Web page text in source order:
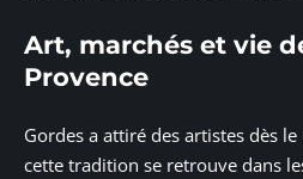
Art, marchés et vie
Provence
Gordes a attiré des artistes dès
cette tradition se retrouve dans